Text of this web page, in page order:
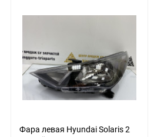
Фара левая Hyundai Solaris 2